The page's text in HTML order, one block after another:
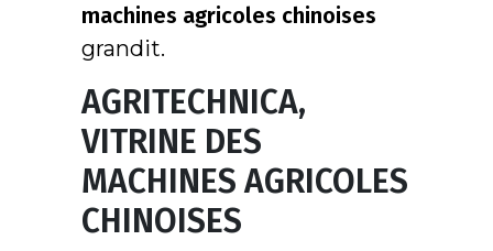
machines agricoles chinoises
grandit.
AGRITECHNICA,
VITRINE DES
MACHINES AGRICOLES
CHINOISES